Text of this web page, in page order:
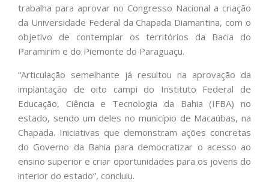
trabalha para aprovar no Congresso Nacional a criação
da Universidade Federal da Chapada Diamantina, com o
objetivo de contemplar os territórios da Bacia do
Paramirim e do Piemonte do Paraguaçu.
“Articulação semelhante já resultou na aprovação da
implantação de oito campi do Instituto Federal de
Educação, Ciência e Tecnologia da Bahia (IFBA) no
estado, sendo um deles no município de Macaúbas, na
Chapada. Iniciativas que demonstram ações concretas
do Governo da Bahia para democratizar o acesso ao
ensino superior e criar oportunidades para os jovens do
interior do estado”, concluiu.